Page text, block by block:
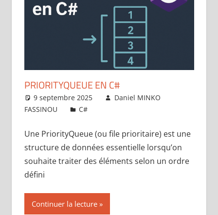
PRIORITYQUEUE EN C#
9 septembre 2025
Daniel MINKO
FASSINOU
C#
Une PriorityQueue (ou file prioritaire) est une
structure de données essentielle lorsqu’on
souhaite traiter des éléments selon un ordre
défini
Continuer la lecture